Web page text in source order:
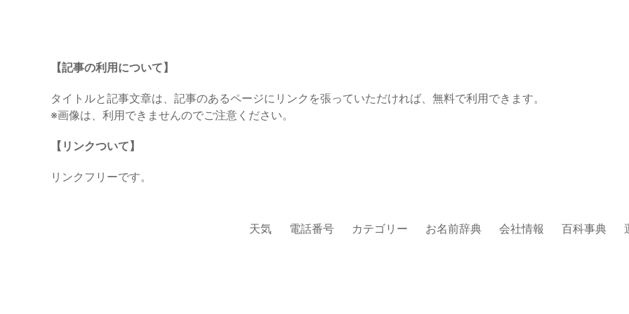
【記事の利用について】
タイトルと記事文章は、記事のあるページにリンクを張っていただければ、無料で利用できます。
※画像は、利用できませんのでご注意ください。
【リンクついて】
リンクフリーです。
天気 電話番号 カテゴリー お名前辞典 会社情報 百科事典